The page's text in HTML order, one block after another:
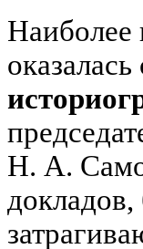
Наиболее
Н. А.